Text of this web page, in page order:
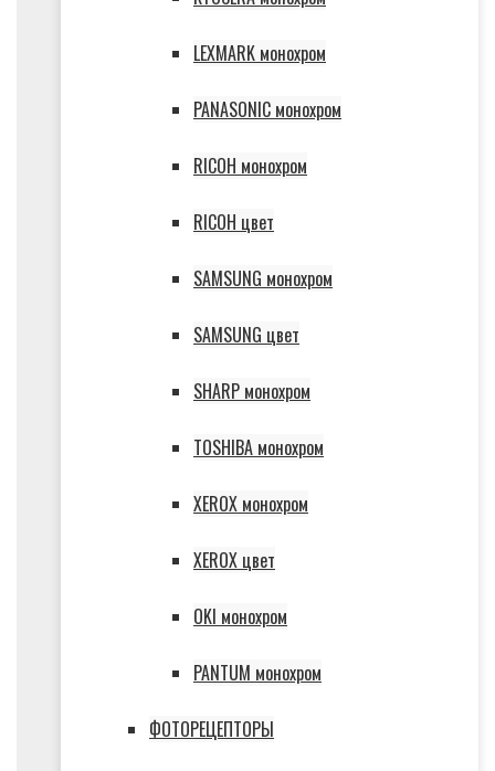
LEXMARK монохром
PANASONIC монохром
RICOH монохром
RICOH цвет
SAMSUNG монохром
SAMSUNG цвет
SHARP монохром
TOSHIBA монохром
XEROX монохром
XEROX цвет
OKI монохром
PANTUM монохром
ФОТОРЕЦЕПТОРЫ